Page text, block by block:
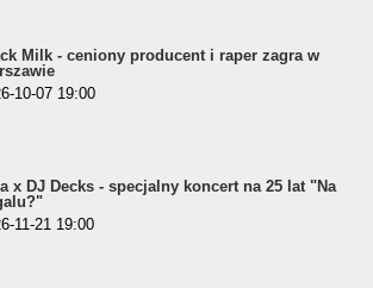
Milk - ceniony producent i raper zagra w
10-07 19:00
x DJ Decks - specjalny koncert na 25 lat "Na
11-21 19:00